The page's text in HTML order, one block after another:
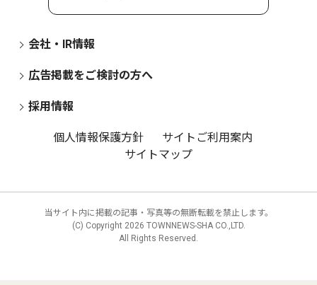
会社・IR情報
広告掲載をご検討の方へ
採用情報
個人情報保護方針
サイトご利用案内
サイトマップ
当サイト内に掲載の記事・写真等の無断転載を禁止します。
(C) Copyright 2026 TOWNNEWS-SHA CO.,LTD.
All Rights Reserved.